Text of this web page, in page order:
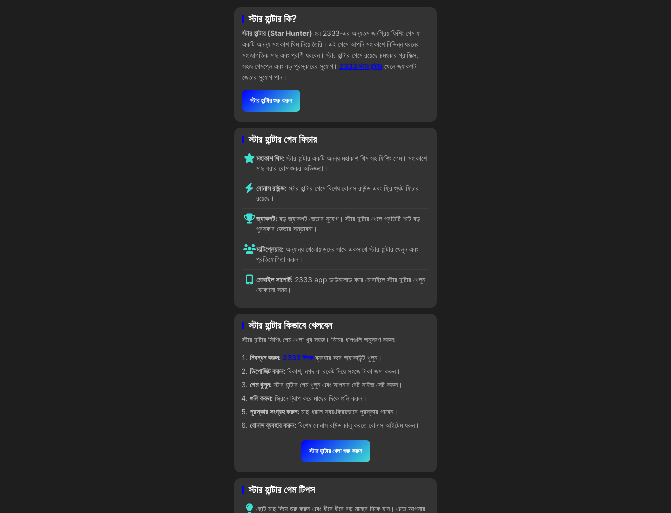
স্টার হান্টার কি?
স্টার হান্টার (Star Hunter) হল 2333-এর অন্যতম জনপ্রিয় ফিশিং গেম যা
একটি অনন্য মহাকাশ থিম নিয়ে তৈরি। এই গেমে আপনি মহাকাশে বিভিন্ন ধরনের
মহাজাগতিক মাছ এবং প্রাণী ধরবেন। স্টার হান্টার গেমে রয়েছে চমৎকার গ্রাফিক্স,
সহজ গেমপ্লে এবং বড় পুরস্কারের সুযোগ। 2333 স্টার হান্টার খেলে জ্যাকপট
জেতার সুযোগ পান।
স্টার হান্টার শুরু করুন
স্টার হান্টার গেম ফিচার
মহাকাশ থিম: স্টার হান্টার একটি অনন্য মহাকাশ থিম সহ ফিশিং গেম। মহাকাশে
মাছ ধরার রোমাঞ্চকর অভিজ্ঞতা।
বোনাস রাউন্ড: স্টার হান্টার গেমে বিশেষ বোনাস রাউন্ড এবং ফ্রি শ্যুট ফিচার
রয়েছে।
জ্যাকপট: বড় জ্যাকপট জেতার সুযোগ। স্টার হান্টার খেলে প্রতিটি শটে বড়
পুরস্কার জেতার সম্ভাবনা।
মাল্টিপ্লেয়ার: অন্যান্য খেলোয়াড়দের সাথে একসাথে স্টার হান্টার খেলুন এবং
প্রতিযোগিতা করুন।
মোবাইল সাপোর্ট: 2333 app ডাউনলোড করে মোবাইলে স্টার হান্টার খেলুন
যেকোনো সময়।
স্টার হান্টার কিভাবে খেলবেন
স্টার হান্টার ফিশিং গেম খেলা খুব সহজ। নিচের ধাপগুলি অনুসরণ করুন:
নিবন্ধন করুন: 2333 লিংকব্যবহার করে অ্যাকাউন্ট খুলুন।
ডিপোজিট করুন: বিকাশ, নগদ বা রকেট দিয়ে সহজে টাকা জমা করুন।
গেম খুলুন: স্টার হান্টার গেম খুলুন এবং আপনার বেট সাইজ সেট করুন।
গুলি করুন: স্ক্রিনে ট্যাপ করে মাছের দিকে গুলি করুন।
পুরস্কার সংগ্রহ করুন: মাছ ধরলে স্বয়ংক্রিয়ভাবে পুরস্কার পাবেন।
বোনাস ব্যবহার করুন: বিশেষ বোনাস রাউন্ড চালু করতে বোনাস আইটেম ধরুন।
স্টার হান্টার খেলা শুরু করুন
স্টার হান্টার গেম টিপস
ছোট মাছ দিয়ে শুরু করুন এবং ধীরে ধীরে বড় মাছের দিকে যান। এতে আপনার